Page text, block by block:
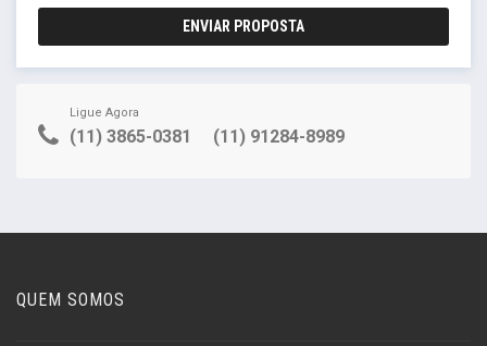
ENVIAR PROPOSTA
Ligue Agora
(11) 3865-0381 (11) 91284-8989
QUEM SOMOS